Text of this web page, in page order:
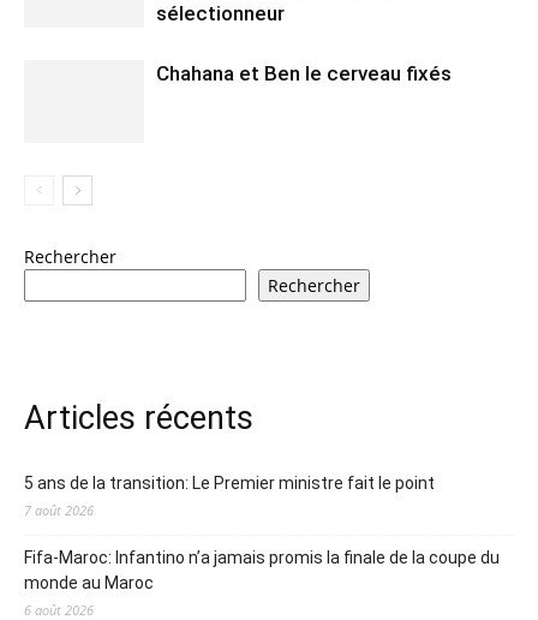
sélectionneur
Chahana et Ben le cerveau fixés
Rechercher
Rechercher
Articles récents
5 ans de la transition: Le Premier ministre fait le point
7 août 2026
Fifa-Maroc: Infantino n’a jamais promis la finale de la coupe du
monde au Maroc
6 août 2026